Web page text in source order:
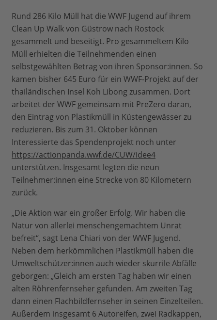
Rund 286 Kilo Müll hat die WWF Jugend auf ihrem
Clean Up Walk von Güstrow nach Rostock
gesammelt und beseitigt. Pro gesammeltem Kilo
Müll erhielten die Teilnehmenden einen
selbstgewählten Betrag von ihren Sponsor:innen. So
kamen bisher 645 Euro für ein WWF-Projekt auf der
thailändischen Insel Koh Libong zusammen. Dort
arbeitet der WWF gemeinsam mit PreZero daran,
den Eintrag von Plastikmüll in Küstengewässer zu
reduzieren. Bis zum 31. Oktober können
Interessierte das Spendenprojekt noch unter
https://actionpanda.wwf.de/CUW/idee4
unterstützen. Insgesamt legten die neun
Teilnehmer:innen eine Strecke von 80 Kilometern
zurück.
„Die Aktion war ein großer Erfolg. Wir haben die
Natur von allerlei menschengemachtem Unrat
befreit“, sagt Lena Chiari von der WWF Jugend.
Neben dem herkömmlichen Plastikmüll haben die
Umweltschützer:innen auch wieder skurrile Abfälle
geborgen: „Gleich am ersten Tag haben wir einen
alten Röhrenfernseher gefunden. Am zweiten Tag
dann einen Flachbildfernseher in seinen Einzelteilen.
Außerdem insgesamt 6 Autoreifen, zwei Radkappen,